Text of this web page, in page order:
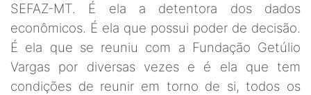
SEFAZ-MT. É ela a detentora dos dados
econômicos. É ela que possui poder de decisão.
É ela que se reuniu com a Fundação Getúlio
Vargas por diversas vezes e é ela que tem
condições de reunir em torno de si, todos os